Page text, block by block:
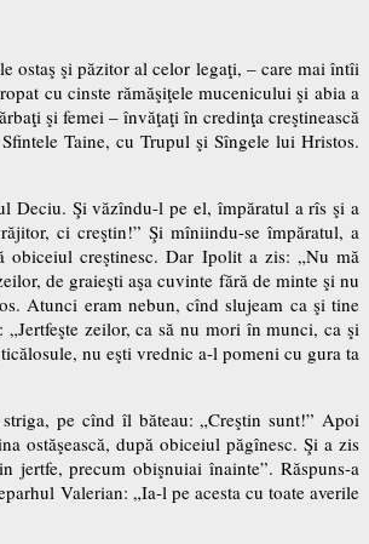
şi păzitor al celor legaţi, – care mai întîi
cu cinste rămăşiţele mucenicului şi abia a
şi femei – învăţaţi în credinţa creştinească
Taine, cu Trupul şi Sîngele lui Hristos.
Deciu. Şi văzîndu-l pe el, împăratul a rîs şi a
ci creştin!” Şi mîniindu-se împăratul, a
obiceiul creştinesc. Dar Ipolit a zis: „Nu mă
de graieşti aşa cuvinte fără de minte şi nu
Atunci eram nebun, cînd slujeam ca şi tine
zeilor, ca să nu mori în munci, ca şi
nu eşti vrednic a-l pomeni cu gura ta
pe cînd îl băteau: „Creştin sunt!” Apoi
ostăşească, după obiceiul păgînesc. Şi a zis
jertfe, precum obişnuiai înainte”. Răspuns-a
Valerian: „Ia-l pe acesta cu toate averile